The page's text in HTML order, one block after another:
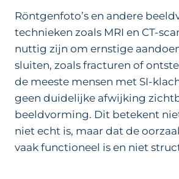
Röntgenfoto’s en andere
technieken zoals MRI en CT-
nuttig zijn om ernstige
sluiten, zoals fracturen of
de meeste mensen met SI-
geen duidelijke afwijking
beeldvorming. Dit betekent
niet echt is, maar dat de
vaak functioneel is en niet